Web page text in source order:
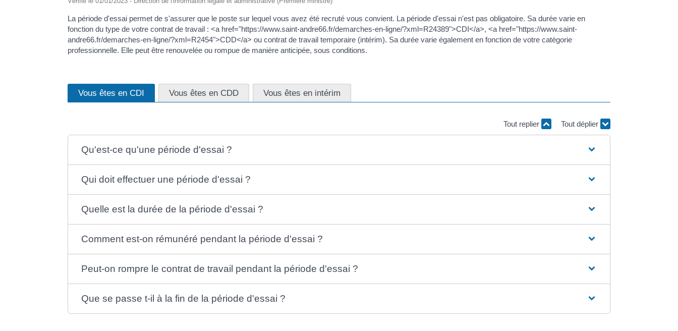
La période d'essai permet de s'assurer que le poste sur lequel vous avez été recruté vous convient. La période d'essai n'est pas obligatoire. Sa durée varie en
fonction du type de votre contrat de travail : <a href="https://www.saint-andre66.fr/demarches-en-ligne/?xml=R24389">CDI</a>, <a href="https://www.saint-
andre66.fr/demarches-en-ligne/?xml=R2454">CDD</a> ou contrat de travail temporaire (intérim). Sa durée varie également en fonction de votre catégorie
professionnelle. Elle peut être renouvelée ou rompue de manière anticipée, sous conditions.
Vous êtes en CDI Vous êtes en CDD Vous êtes en intérim
Tout replier Tout déplier
Qu'est-ce qu'une période d'essai ?
Qui doit effectuer une période d'essai ?
Quelle est la durée de la période d'essai ?
Comment est-on rémunéré pendant la période d'essai ?
Peut-on rompre le contrat de travail pendant la période d'essai ?
Que se passe t-il à la fin de la période d'essai ?